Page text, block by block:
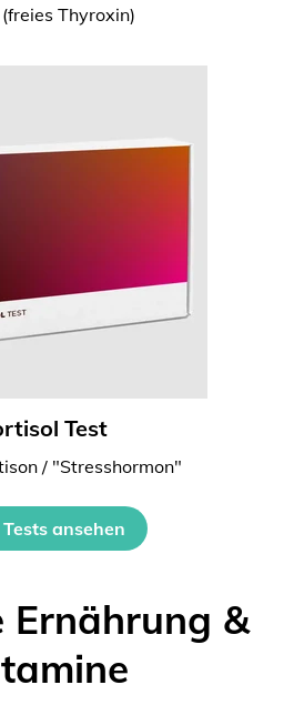
Thyroxin)
Test
/ "Stresshormon"
ansehen
Ernährung &